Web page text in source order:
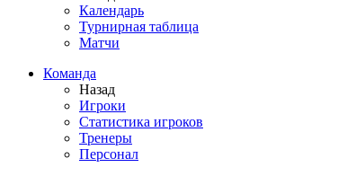
Календарь
Турнирная таблица
Матчи
Команда
Назад
Игроки
Статистика игроков
Тренеры
Персонал